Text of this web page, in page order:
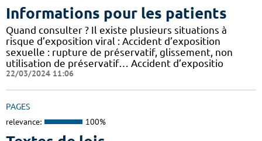
Informations pour les patients
Quand consulter ? Il existe plusieurs situations à
risque d’exposition viral : Accident d’exposition
sexuelle : rupture de préservatif, glissement, non
utilisation de préservatif… Accident d’expositio
22/03/2024 11:06
PAGES
relevance: 100%